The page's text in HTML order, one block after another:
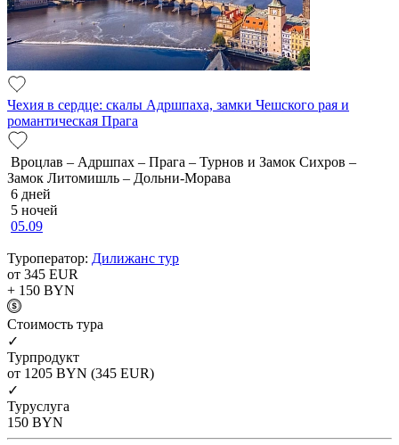
Чехия в сердце: скалы Адршпаха, замки Чешского рая и
романтическая Прага
Вроцлав – Адршпах – Прага – Турнов и Замок Сихров –
Замок Литомишль – Дольни-Морава
6 дней
5 ночей
05.09
Туроператор: Дилижанс тур
от 345 EUR
+ 150 BYN
Cтоимость тура
✓
Турпродукт
от 1205 BYN (345 EUR)
✓
Туруслуга
150 BYN